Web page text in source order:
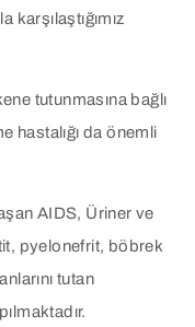
karşılaştığımız
tutunmasına bağlı
hastalığı da önemli
AIDS, Üriner ve
pyelonefrit, böbrek
tutan